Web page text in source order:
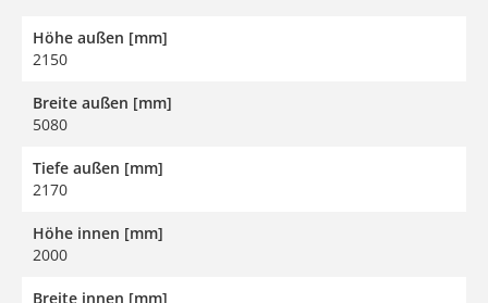
Höhe außen [mm]
2150
Breite außen [mm]
5080
Tiefe außen [mm]
2170
Höhe innen [mm]
2000
Breite innen [mm]